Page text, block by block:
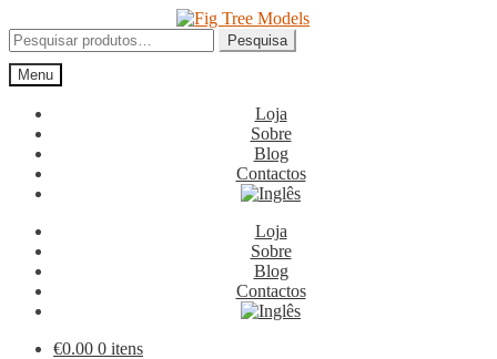
para
a
navegação
para
o
conteúdo
Pesquisar
por:
Pesquisa
Menu
Loja
Sobre
Blog
Contactos
Loja
Sobre
Blog
Contactos
€0.00 0 itens